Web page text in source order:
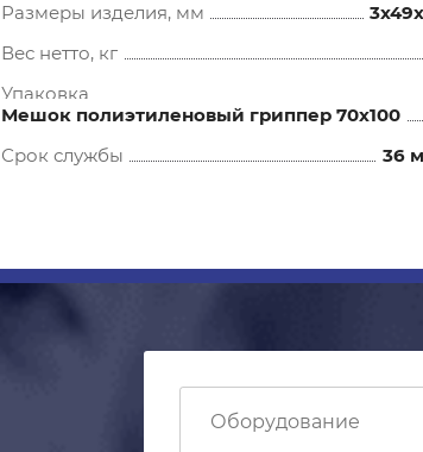
Размеры изделия, мм
Вес нетто, кг
Упаковка
Мешок полиэтиленовый гриппер 70х100
Срок службы
36